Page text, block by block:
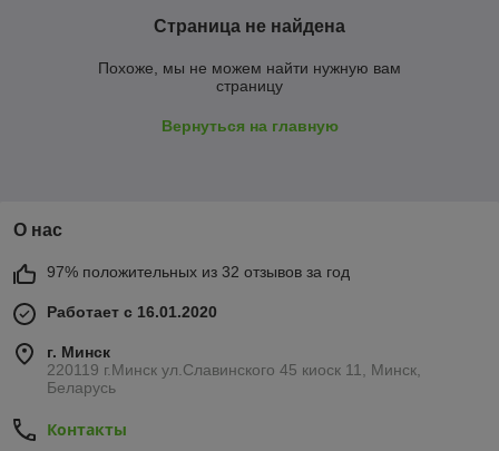
Страница не найдена
Похоже, мы не можем найти нужную вам
страницу
Вернуться на главную
О нас
97% положительных из 32 отзывов за год
Работает с 16.01.2020
г. Минск
220119 г.Минск ул.Славинского 45 киоск 11, Минск,
Беларусь
Контакты